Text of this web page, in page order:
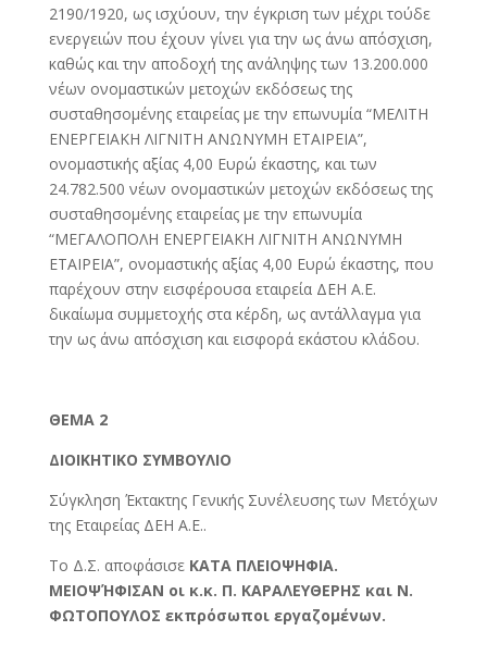
2190/1920, ως ισχύουν, την έγκριση των μέχρι τούδε
ενεργειών που έχουν γίνει για την ως άνω απόσχιση,
καθώς και την αποδοχή της ανάληψης των 13.200.000
νέων ονομαστικών μετοχών εκδόσεως της
συσταθησομένης εταιρείας με την επωνυμία “ΜΕΛΙΤΗ
ΕΝΕΡΓΕΙΑΚΗ ΛΙΓΝΙΤΗ ΑΝΩΝΥΜΗ ΕΤΑΙΡΕΙΑ”,
ονομαστικής αξίας 4,00 Ευρώ έκαστης, και των
24.782.500 νέων ονομαστικών μετοχών εκδόσεως της
συσταθησομένης εταιρείας με την επωνυμία
“ΜΕΓΑΛΟΠΟΛΗ ΕΝΕΡΓΕΙΑΚΗ ΛΙΓΝΙΤΗ ΑΝΩΝΥΜΗ
ΕΤΑΙΡΕΙΑ”, ονομαστικής αξίας 4,00 Ευρώ έκαστης, που
παρέχουν στην εισφέρουσα εταιρεία ΔΕΗ Α.Ε.
δικαίωμα συμμετοχής στα κέρδη, ως αντάλλαγμα για
την ως άνω απόσχιση και εισφορά εκάστου κλάδου.
ΘΕΜΑ 2
ΔΙΟΙΚΗΤΙΚΟ ΣΥΜΒΟΥΛΙΟ
Σύγκληση Έκτακτης Γενικής Συνέλευσης των Μετόχων
της Εταιρείας ΔΕΗ Α.Ε..
Το Δ.Σ. αποφάσισε ΚΑΤΑ ΠΛΕΙΟΨΗΦΙΑ.
ΜΕΙΟΨΉΦΙΣΑΝ οι κ.κ. Π. ΚΑΡΑΛΕΥΘΕΡΗΣ και Ν.
ΦΩΤΟΠΟΥΛΟΣ εκπρόσωποι εργαζομένων.